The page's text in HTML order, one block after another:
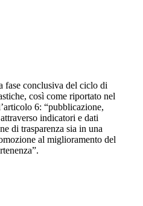
fase conclusiva del ciclo di
così come riportato nel
6: “pubblicazione,
indicatori e dati
di trasparenza sia in una
al miglioramento del